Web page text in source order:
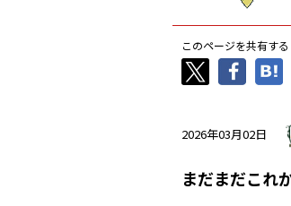
このページを共有する
2026年03月02日
まだまだこれ